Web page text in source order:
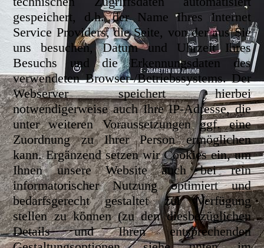
gespeichert, d.h. der Name Ihres Internet
Service Providers, die Seite, von der aus Sie
uns besuchen, Datum und Uhrzeit Ihres
Besuchs und die Erkennungsdaten des
verwendeten Browser-/Betriebssystems. Der
Webserver speichert hierbei
notwendigerweise auch Ihre IP-Adresse, die
unter weiteren Voraussetzungen ggf. eine
Zuordnung zu Ihrer Person ermöglichen
kann. Ergänzend setzen wir Cookies ein, um
Ihnen unsere Website auch bei rein
informatorischer Nutzung optimiert und
bedarfsgerecht gestaltet zur Verfügung
stellen zu können (zu den diesbezüglichen
Details und Ihren entsprechenden